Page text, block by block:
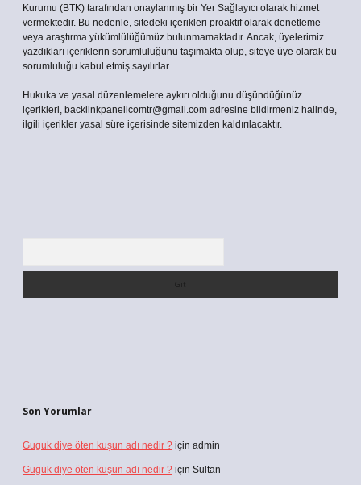
Kurumu (BTK) tarafından onaylanmış bir Yer Sağlayıcı olarak hizmet
vermektedir. Bu nedenle, sitedeki içerikleri proaktif olarak denetleme
veya araştırma yükümlülüğümüz bulunmamaktadır. Ancak, üyelerimiz
yazdıkları içeriklerin sorumluluğunu taşımakta olup, siteye üye olarak bu
sorumluluğu kabul etmiş sayılırlar.
Hukuka ve yasal düzenlemelere aykırı olduğunu düşündüğünüz
içerikleri, backlinkpanelicomtr@gmail.com adresine bildirmeniz halinde,
ilgili içerikler yasal süre içerisinde sitemizden kaldırılacaktır.
Son Yorumlar
Guguk diye öten kuşun adı nedir ? için admin
Guguk diye öten kuşun adı nedir ? için Sultan